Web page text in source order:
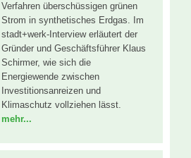
Verfahren überschüssigen grünen
Strom in synthetisches Erdgas. Im
stadt+werk-Interview erläutert der
Gründer und Geschäftsführer Klaus
Schirmer, wie sich die
Energiewende zwischen
Investitionsanreizen und
Klimaschutz vollziehen lässt.
mehr...